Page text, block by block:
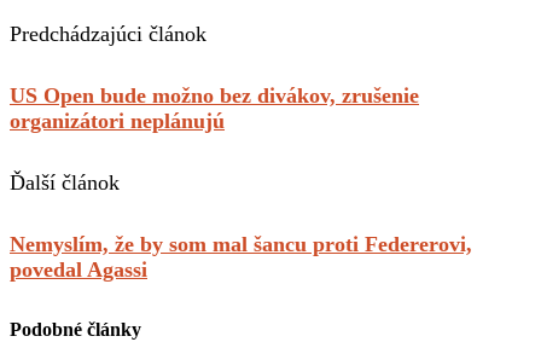
Predchádzajúci článok
US Open bude možno bez divákov, zrušenie
organizátori neplánujú
Ďalší článok
Nemyslím, že by som mal šancu proti Federerovi,
povedal Agassi
Podobné články